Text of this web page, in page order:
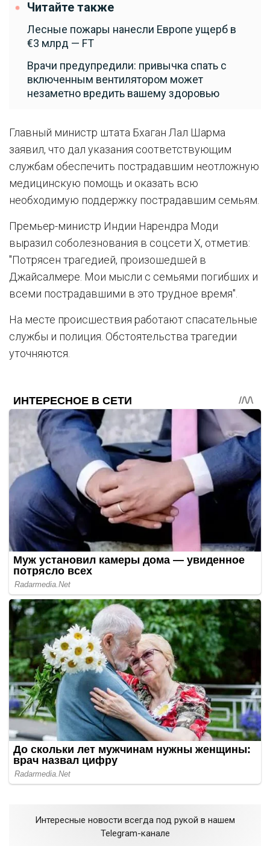
Читайте также
Лесные пожары нанесли Европе ущерб в
€3 млрд — FT
Врачи предупредили: привычка спать с
включенным вентилятором может
незаметно вредить вашему здоровью
Главный министр штата Бхаган Лал Шарма
заявил, что дал указания соответствующим
службам обеспечить пострадавшим неотложную
медицинскую помощь и оказать всю
необходимую поддержку пострадавшим семьям.
Премьер-министр Индии Нарендра Моди
выразил соболезнования в соцсети X, отметив:
"Потрясен трагедией, произошедшей в
Джайсалмере. Мои мысли с семьями погибших и
всеми пострадавшими в это трудное время".
На месте происшествия работают спасательные
службы и полиция. Обстоятельства трагедии
уточняются.
Интересные новости всегда под рукой в нашем
Telegram-канале